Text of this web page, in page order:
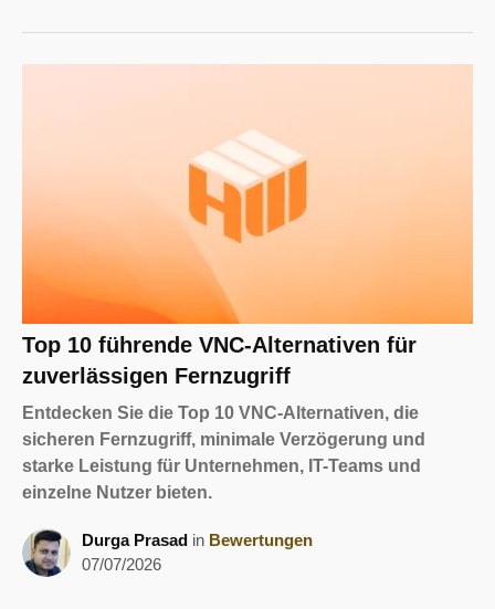
Top 10 führende VNC-Alternativen für
zuverlässigen Fernzugriff
Entdecken Sie die Top 10 VNC-Alternativen, die
sicheren Fernzugriff, minimale Verzögerung und
starke Leistung für Unternehmen, IT-Teams und
einzelne Nutzer bieten.
Durga Prasad in Bewertungen
07/07/2026